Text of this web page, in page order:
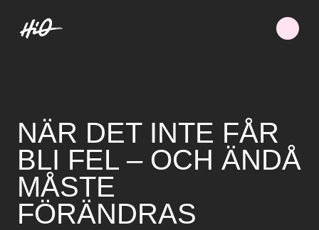
NÄR DET INTE FÅR
BLI FEL – OCH ÄNDÅ
MÅSTE
FÖRÄNDRAS